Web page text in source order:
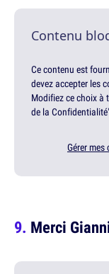
Contenu
Ce contenu est
devez accepter les
Modifiez ce choix à
de la
Gérer mes
Merci